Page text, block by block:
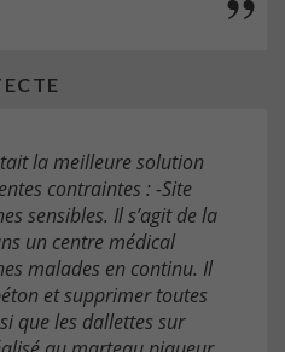
la meilleure solution
contraintes : -Site
sensibles. Il s’agit de la
un centre médical
malades en continu. Il
et supprimer toutes
que les dallettes sur